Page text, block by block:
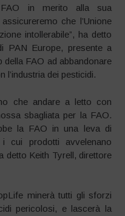
in merito alla sua
che l’Unione
intollerabile”, ha detto
PAN Europe, presente a
della FAO ad abbandonare
l’industria dei pesticidi.
che andare a letto con
sbagliata per la FAO.
la FAO in una leva di
cui prodotti avvelenano
detto Keith Tyrell, direttore
minerà tutti gli sforzi
pericolosi, e lascerà la